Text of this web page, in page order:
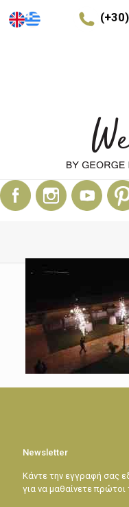
Newsletter
Κάντε την εγγραφή σας
για να μαθαίνετε πρώτοι